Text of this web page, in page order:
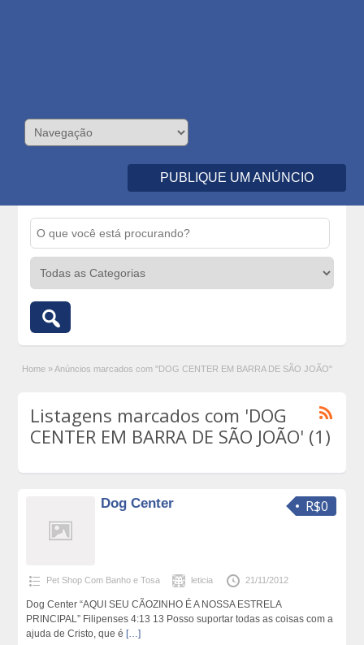
PUBLIQUE UM ANÚNCIO
Home » Anúncios marcados com "DOG CENTER EM BARRA DE SÃO JOÃO"
Listagens marcados com 'DOG
CENTER EM BARRA DE SÃO JOÃO' (1)
R$0
Dog Center
Pet Shop Com Banho e Tosa leticia 21/11/2012
Dog Center “AQUI SEU CÃOZINHO É A NOSSA ESTRELA
PRINCIPAL” Filipenses 4:13 13 Posso suportar todas as coisas com a
ajuda de Cristo, que é […]